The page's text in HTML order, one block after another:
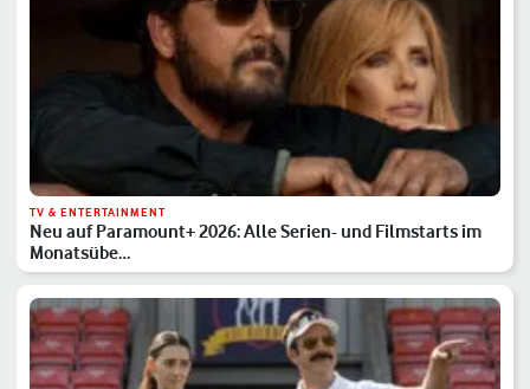
TV & ENTERTAINMENT
Neu auf Paramount+ 2026: Alle Serien- und Filmstarts im
Monatsübe…